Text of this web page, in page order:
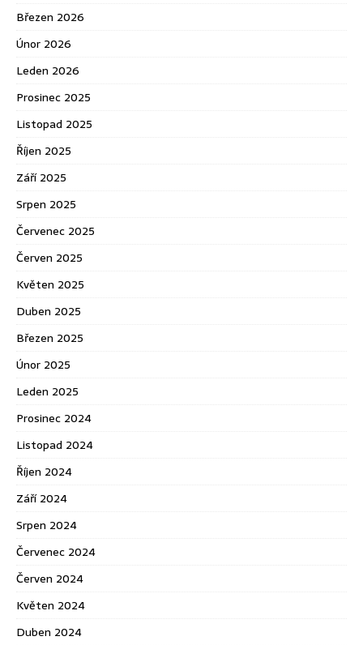
Březen 2026
Únor 2026
Leden 2026
Prosinec 2025
Listopad 2025
Říjen 2025
Září 2025
Srpen 2025
Červenec 2025
Červen 2025
Květen 2025
Duben 2025
Březen 2025
Únor 2025
Leden 2025
Prosinec 2024
Listopad 2024
Říjen 2024
Září 2024
Srpen 2024
Červenec 2024
Červen 2024
Květen 2024
Duben 2024